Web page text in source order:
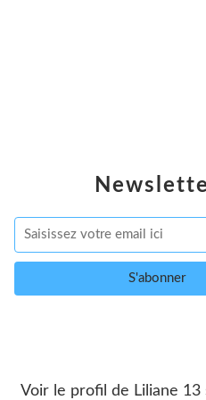
Voir le profil de Liliane 13